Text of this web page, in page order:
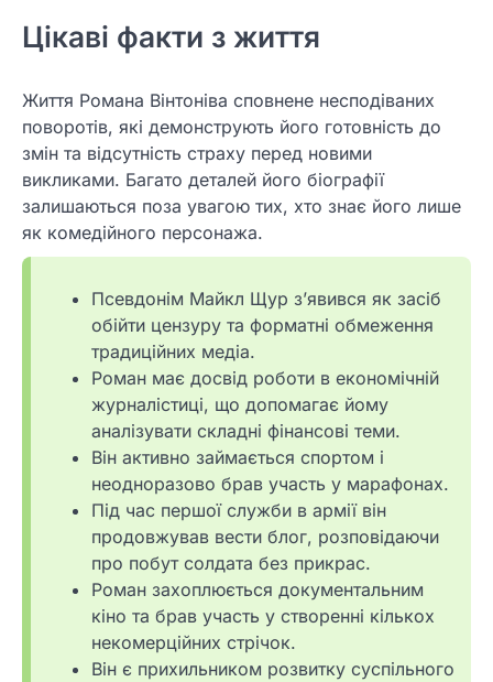
Цікаві факти з життя
Життя Романа Вінтоніва сповнене несподіваних
поворотів, які демонструють його готовність до
змін та відсутність страху перед новими
викликами. Багато деталей його біографії
залишаються поза увагою тих, хто знає його лише
як комедійного персонажа.
Псевдонім Майкл Щур з’явився як засіб
обійти цензуру та форматні обмеження
традиційних медіа.
Роман має досвід роботи в економічній
журналістиці, що допомагає йому
аналізувати складні фінансові теми.
Він активно займається спортом і
неодноразово брав участь у марафонах.
Під час першої служби в армії він
продовжував вести блог, розповідаючи
про побут солдата без прикрас.
Роман захоплюється документальним
кіно та брав участь у створенні кількох
некомерційних стрічок.
Він є прихильником розвитку суспільного